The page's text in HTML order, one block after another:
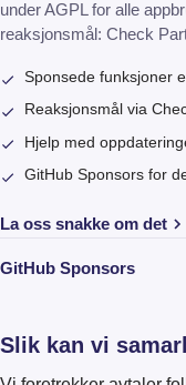
under AGPL for alle
reaksjonsmål: Check
Sponsede funksjoner
Reaksjonsmål via
Hjelp med
GitHub Sponsors for
La oss snakke om det
GitHub Sponsors
Slik kan vi